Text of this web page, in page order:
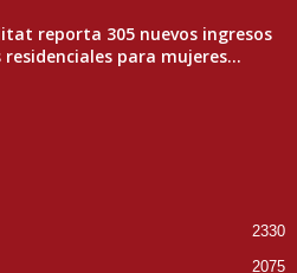
reporta 305 nuevos ingresos
residenciales para mujeres...
2330
2075